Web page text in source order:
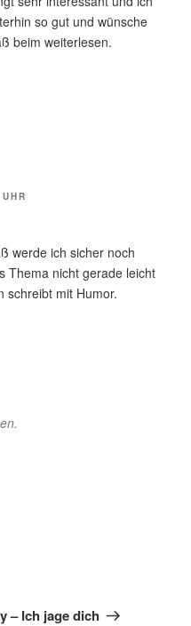
so gut und wünsche
beim weiterlesen.
werde ich sicher noch
Thema nicht gerade leicht
schreibt mit Humor.
– Ich jage dich